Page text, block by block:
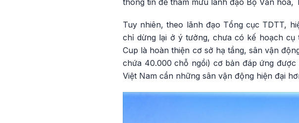
thông tin để tham mưu lãnh đạo Bộ Văn hóa,
Tuy nhiên, theo lãnh đạo Tổng cục TDTT,
chỉ dừng lại ở ý tưởng, chưa có kế hoạch
Cup là hoàn thiện cơ sở hạ tầng, sân vận
chứa 40.000 chỗ ngồi) cơ bản đáp ứng
Việt Nam cần những sân vận động hiện đại